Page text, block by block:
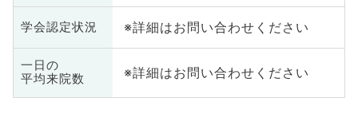
学会認定状況 ※詳細はお問い合わせください
一日の
平均来院数
※詳細はお問い合わせください